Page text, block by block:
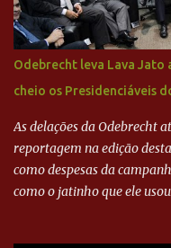
mais o peso que o ex-
sua história na Raposa,
camisas 9 acertasse a
ADVOGADO DO
CRUZEIRO - RONALDO
Odebrecht leva Lava Jato
cheio os Presidenciáveis
As delações da Odebrecht
reportagem na edição
como despesas da
como o jatinho que ele